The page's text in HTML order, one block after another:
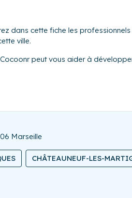
dans cette fiche les
ville.
peut vous aider à
Marseille
CHÂTEAUNEUF-LES-